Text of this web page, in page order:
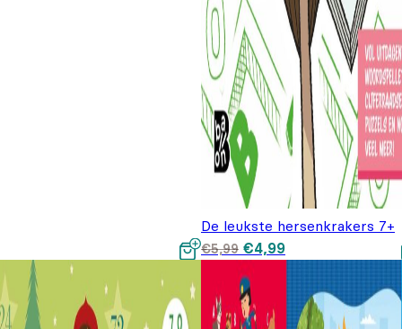
De leukste hersenkrakers 7+
€5,99 Oorspronkelijke prijs
was: €5,99.
€4,99Huidige prijs is:
€4,99.